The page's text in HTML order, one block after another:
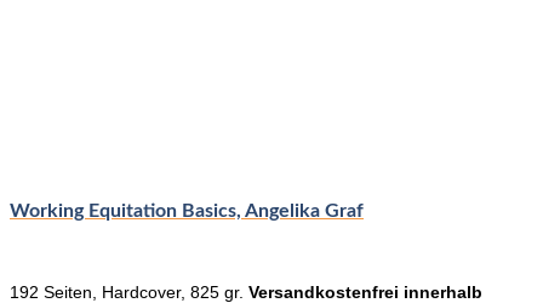
Working Equitation Basics, Angelika Graf
192 Seiten, Hardcover, 825 gr. Versandkostenfrei innerhalb